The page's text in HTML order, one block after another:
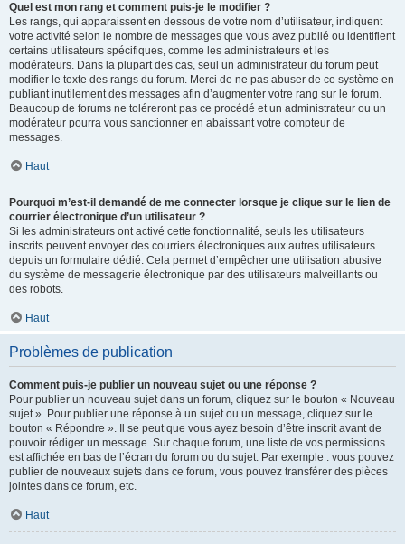
Quel est mon rang et comment puis-je le modifier ?
Les rangs, qui apparaissent en dessous de votre nom d’utilisateur, indiquent
votre activité selon le nombre de messages que vous avez publié ou identifient
certains utilisateurs spécifiques, comme les administrateurs et les
modérateurs. Dans la plupart des cas, seul un administrateur du forum peut
modifier le texte des rangs du forum. Merci de ne pas abuser de ce système en
publiant inutilement des messages afin d’augmenter votre rang sur le forum.
Beaucoup de forums ne toléreront pas ce procédé et un administrateur ou un
modérateur pourra vous sanctionner en abaissant votre compteur de
messages.
Haut
Pourquoi m’est-il demandé de me connecter lorsque je clique sur le lien de
courrier électronique d’un utilisateur ?
Si les administrateurs ont activé cette fonctionnalité, seuls les utilisateurs
inscrits peuvent envoyer des courriers électroniques aux autres utilisateurs
depuis un formulaire dédié. Cela permet d’empêcher une utilisation abusive
du système de messagerie électronique par des utilisateurs malveillants ou
des robots.
Haut
Problèmes de publication
Comment puis-je publier un nouveau sujet ou une réponse ?
Pour publier un nouveau sujet dans un forum, cliquez sur le bouton « Nouveau
sujet ». Pour publier une réponse à un sujet ou un message, cliquez sur le
bouton « Répondre ». Il se peut que vous ayez besoin d’être inscrit avant de
pouvoir rédiger un message. Sur chaque forum, une liste de vos permissions
est affichée en bas de l’écran du forum ou du sujet. Par exemple : vous pouvez
publier de nouveaux sujets dans ce forum, vous pouvez transférer des pièces
jointes dans ce forum, etc.
Haut